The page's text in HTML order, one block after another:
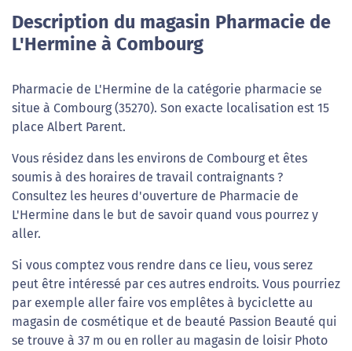
Description du magasin Pharmacie de
L'Hermine à Combourg
Pharmacie de L'Hermine de la catégorie pharmacie se
situe à Combourg (35270). Son exacte localisation est 15
place Albert Parent.
Vous résidez dans les environs de Combourg et êtes
soumis à des horaires de travail contraignants ?
Consultez les heures d'ouverture de Pharmacie de
L'Hermine dans le but de savoir quand vous pourrez y
aller.
Si vous comptez vous rendre dans ce lieu, vous serez
peut être intéressé par ces autres endroits. Vous pourriez
par exemple aller faire vos emplêtes à byciclette au
magasin de cosmétique et de beauté Passion Beauté qui
se trouve à 37 m ou en roller au magasin de loisir Photo